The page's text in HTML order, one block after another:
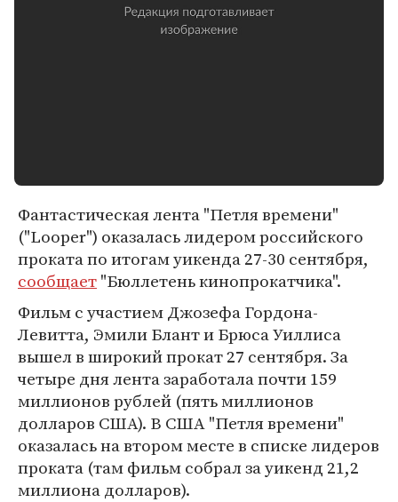
Фантастическая лента "Петля времени"
("Looper") оказалась лидером российского
проката по итогам уикенда 27-30 сентября,
сообщает"Бюллетень кинопрокатчика".
Фильм с участием Джозефа Гордона-
Левитта, Эмили Блант и Брюса Уиллиса
вышел в широкий прокат 27 сентября. За
четыре дня лента заработала почти 159
миллионов рублей (пять миллионов
долларов США). В США "Петля времени"
оказалась на втором месте в списке лидеров
проката (там фильм собрал за уикенд 21,2
миллиона долларов).